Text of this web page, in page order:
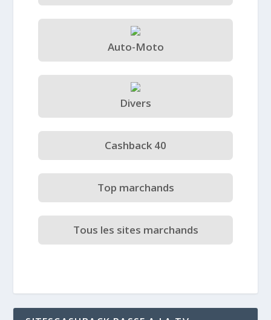
Auto-Moto
Divers
Cashback 40
Top marchands
Tous les sites marchands